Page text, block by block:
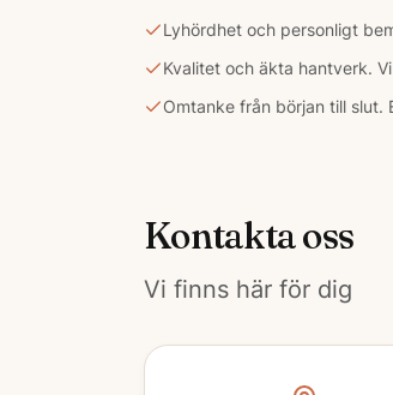
Lyhördhet och personligt
Kvalitet och äkta hantverk.
Omtanke från början till slut.
Kontakta oss
Vi finns här för dig